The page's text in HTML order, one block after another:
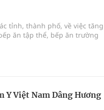
tỉnh, thành phố, về việc tăng
ăn tập thể, bếp ăn trường
Việt Nam Dâng Hương